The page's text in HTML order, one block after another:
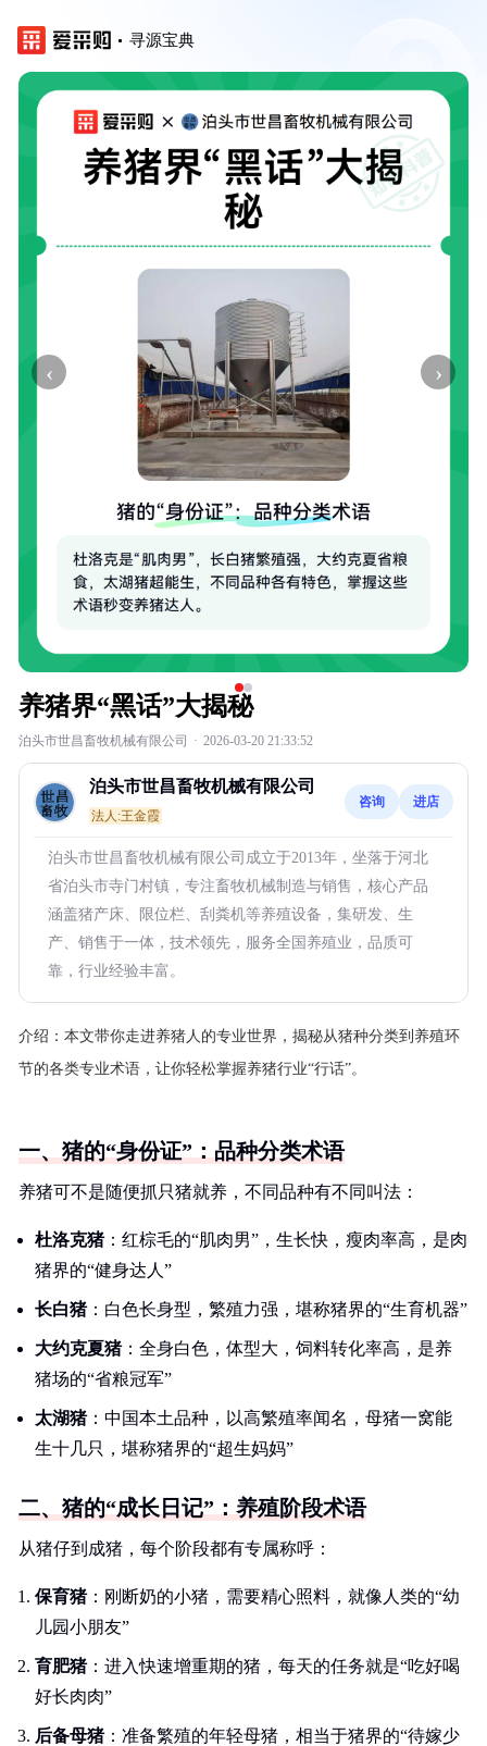
寻源宝典
‹ ›
养猪界“黑话”大揭秘
泊头市世昌畜牧机械有限公司 · 2026-03-20 21:33:52
泊头市世昌畜牧机械有限公司
法人:王金霞
咨询 进店
泊头市世昌畜牧机械有限公司成立于2013年，坐落于河北
省泊头市寺门村镇，专注畜牧机械制造与销售，核心产品
涵盖猪产床、限位栏、刮粪机等养殖设备，集研发、生
产、销售于一体，技术领先，服务全国养殖业，品质可
靠，行业经验丰富。
介绍： 本文带你走进养猪人的专业世界，揭秘从猪种分类到养殖环
节的各类专业术语，让你轻松掌握养猪行业“行话”。
一、猪的“身份证”：品种分类术语
养猪可不是随便抓只猪就养，不同品种有不同叫法：
杜洛克猪：红棕毛的“肌肉男”，生长快，瘦肉率高，是肉
猪界的“健身达人”
长白猪：白色长身型，繁殖力强，堪称猪界的“生育机器”
大约克夏猪：全身白色，体型大，饲料转化率高，是养
猪场的“省粮冠军”
太湖猪：中国本土品种，以高繁殖率闻名，母猪一窝能
生十几只，堪称猪界的“超生妈妈”
二、猪的“成长日记”：养殖阶段术语
从猪仔到成猪，每个阶段都有专属称呼：
保育猪：刚断奶的小猪，需要精心照料，就像人类的“幼
儿园小朋友”
育肥猪：进入快速增重期的猪，每天的任务就是“吃好喝
好长肉肉”
后备母猪：准备繁殖的年轻母猪，相当于猪界的“待嫁少